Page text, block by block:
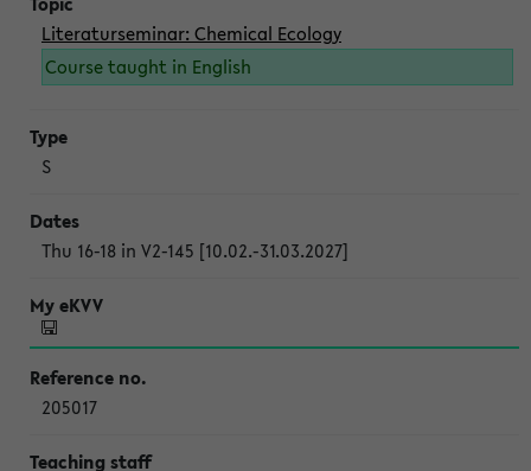
Literaturseminar: Chemical Ecology
Course taught in English
S
Thu 16-18 in V2-145 [10.02.-31.03.2027]
205017